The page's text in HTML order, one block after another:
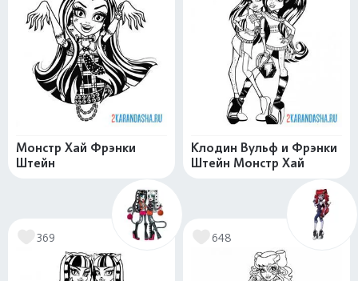
Монстр Хай Фрэнки
Штейн
Клодин Вульф и Фрэнки
Штейн Монстр Хай
369 648